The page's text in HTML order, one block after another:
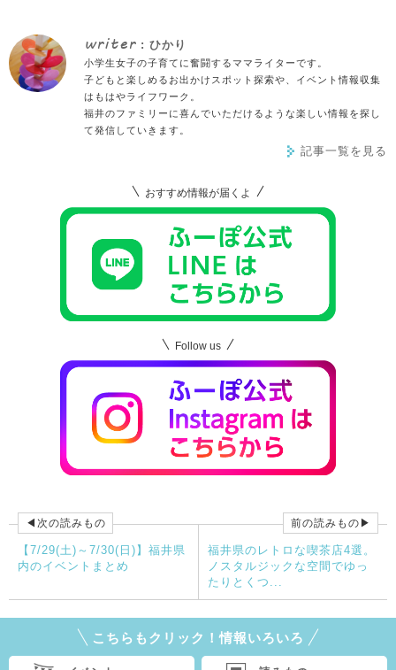
writer : ひかり
小学生女子の子育てに奮闘するママライターです。
子どもと楽しめるお出かけスポット探索や、イベント情報収集
はもはやライフワーク。
福井のファミリーに喜んでいただけるような楽しい情報を探し
て発信していきます。
記事一覧を見る
おすすめ情報が届くよ
Follow us
◀次の読みもの
【7/29(土)～7/30(日)】福井県
内のイベントまとめ
前の読みもの▶
福井県のレトロな喫茶店4選。
ノスタルジックな空間でゆっ
たりとくつ...
こちらもクリック！情報いろいろ